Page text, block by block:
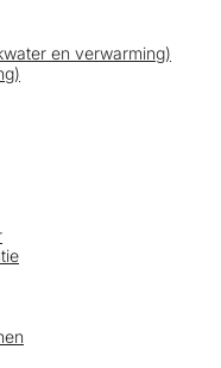
en verwarming)